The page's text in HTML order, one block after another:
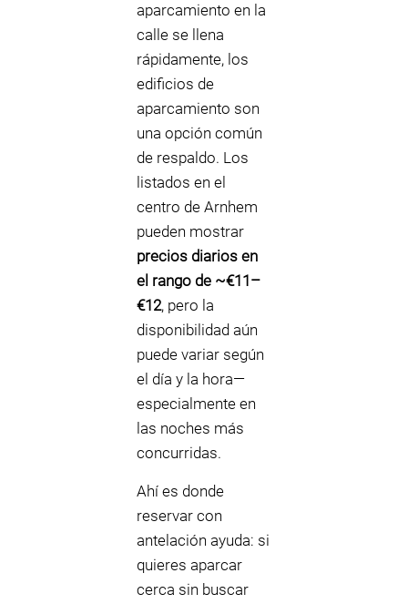
aparcamiento en la
calle se llena
rápidamente, los
edificios de
aparcamiento son
una opción común
de respaldo. Los
listados en el
centro de Arnhem
pueden mostrar
precios diarios en
el rango de ~€11–
€12, pero la
disponibilidad aún
puede variar según
el día y la hora—
especialmente en
las noches más
concurridas.
Ahí es donde
reservar con
antelación ayuda: si
quieres aparcar
cerca sin buscar